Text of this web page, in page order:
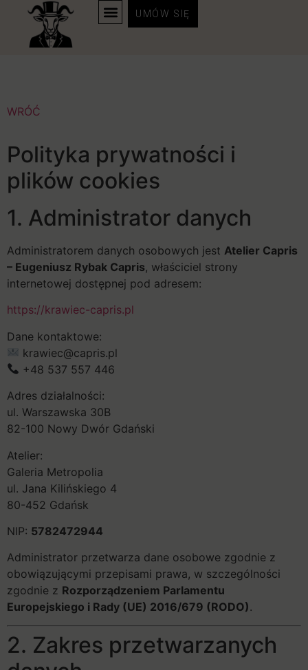
UMÓW SIĘ
Polityka prywatności
UMÓW SIĘ
WRÓĆ
Polityka prywatności i
plików cookies
1. Administrator danych
Administratorem danych osobowych jest Atelier Capris
– Eugeniusz Rybak Capris, właściciel strony
internetowej dostępnej pod adresem:
https://krawiec-capris.pl
Dane kontaktowe:
krawiec@capris.pl
+48 537 557 446
Adres działalności:
ul. Warszawska 30B
82-100 Nowy Dwór Gdański
Atelier:
Galeria Metropolia
ul. Jana Kilińskiego 4
80-452 Gdańsk
NIP: 5782472944
Administrator przetwarza dane osobowe zgodnie z
obowiązującymi przepisami prawa, w szczególności
zgodnie z Rozporządzeniem Parlamentu
Europejskiego i Rady (UE) 2016/679 (RODO).
2. Zakres przetwarzanych